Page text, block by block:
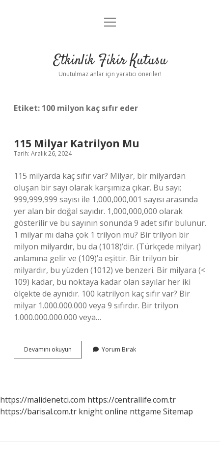
Anasayfa
Yasal Uyarı
menüyü
Etkinlik Fikir Kutusu
Unutulmaz anlar için yaratıcı öneriler!
Etiket: 100 milyon kaç sıfır eder
115 Milyar Katrilyon Mu
Tarih: Aralık 26, 2024
115 milyarda kaç sıfır var? Milyar, bir milyardan
oluşan bir sayı olarak karşımıza çıkar. Bu sayı;
999,999,999 sayısı ile 1,000,000,001 sayısı arasında
yer alan bir doğal sayıdır. 1,000,000,000 olarak
gösterilir ve bu sayının sonunda 9 adet sıfır bulunur.
1 milyar mı daha çok 1 trilyon mu? Bir trilyon bir
milyon milyardır, bu da (1018)’dir. (Türkçede milyar)
anlamına gelir ve (109)’a eşittir. Bir trilyon bir
milyardır, bu yüzden (1012) ve benzeri. Bir milyara (<
109) kadar, bu noktaya kadar olan sayılar her iki
ölçekte de aynıdır. 100 katrilyon kaç sıfır var? Bir
milyar 1.000.000.000 veya 9 sıfırdır. Bir trilyon
1.000.000.000.000 veya…
Devamını okuyun
Milyar
Yorum Bırak
https://malidenetci.com https://centrallife.com.tr
https://barisal.com.tr knight online nttgame Sitemap